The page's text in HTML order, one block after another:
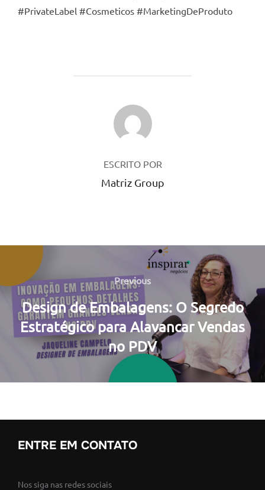
#PrivateLabel #Cosmeticos #MarketingDeProduto
AUTOR DO POST
ESCRITO POR
Matriz Group
Navegação
de
Post
Previous
Previous
Design de Embalagens: O Segredo
Estratégico para Alavancar Vendas
no PDV
ENTRE EM CONTATO
Nos siga nas redes sociais